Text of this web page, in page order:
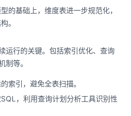
的基础上，维度表进一步规范化，
。
运行的关键。包括索引优化、查询
制等。
索引，避免全表扫描。
，利用查询计划分析工具识别性